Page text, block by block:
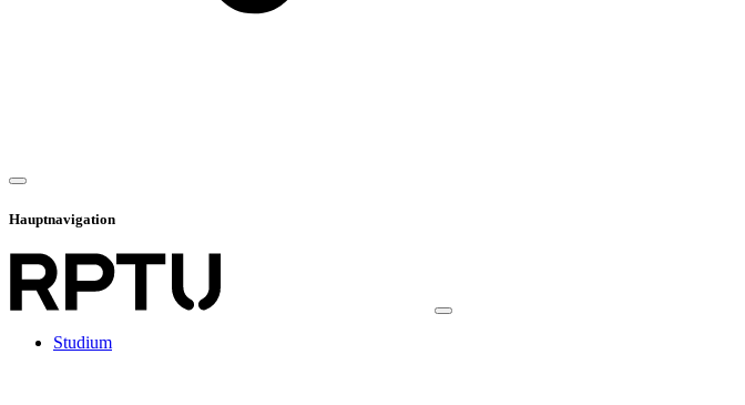
Hauptnavigation
Studium